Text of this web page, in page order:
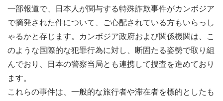
一部報道で、日本人が関与する特殊詐欺事件がカンボジア
で摘発された件について、ご心配されている方もいらっし
ゃるかと存じます。カンボジア政府および関係機関は、こ
のような国際的な犯罪行為に対し、断固たる姿勢で取り組
んでおり、日本の警察当局とも連携して捜査を進めており
ます。
これらの事件は、一般的な旅行者や滞在者を標的としたも